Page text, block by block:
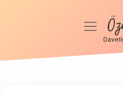
Anasayfa
menüyü